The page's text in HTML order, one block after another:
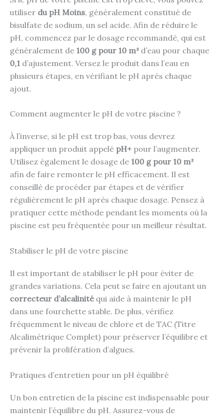
utiliser du pH Moins, généralement constitué de
bisulfate de sodium, un sel acide. Afin de réduire le
pH, commencez par le dosage recommandé, qui est
généralement de 100 g pour 10 m³ d’eau pour chaque
0,1 d’ajustement. Versez le produit dans l’eau en
plusieurs étapes, en vérifiant le pH après chaque
ajout.
Comment augmenter le pH de votre piscine ?
À l’inverse, si le pH est trop bas, vous devrez
appliquer un produit appelé pH+ pour l’augmenter.
Utilisez également le dosage de 100 g pour 10 m³
afin de faire remonter le pH efficacement. Il est
conseillé de procéder par étapes et de vérifier
régulièrement le pH après chaque dosage. Pensez à
pratiquer cette méthode pendant les moments où la
piscine est peu fréquentée pour un meilleur résultat.
Stabiliser le pH de votre piscine
Il est important de stabiliser le pH pour éviter de
grandes variations. Cela peut se faire en ajoutant un
correcteur d’alcalinitéqui aide à maintenir le pH
dans une fourchette stable. De plus, vérifiez
fréquemment le niveau de chlore et de TAC (Titre
Alcalimétrique Complet) pour préserver l’équilibre et
prévenir la prolifération d’algues.
Pratiques d’entretien pour un pH équilibré
Un bon entretien de la piscine est indispensable pour
maintenir l’équilibre du pH. Assurez-vous de